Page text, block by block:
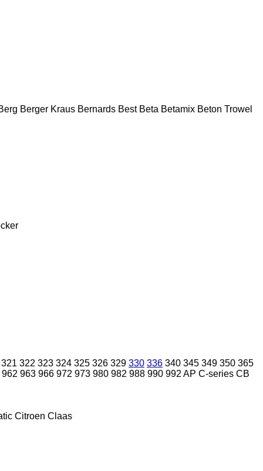
Berger Kraus Bernards Best Beta Betamix Beton Trowel
321 322 323 324 325 326 329 330 336 340 345 349 350 365
962 963 966 972 973 980 982 988 990 992 AP C-series CB
Citroen Claas